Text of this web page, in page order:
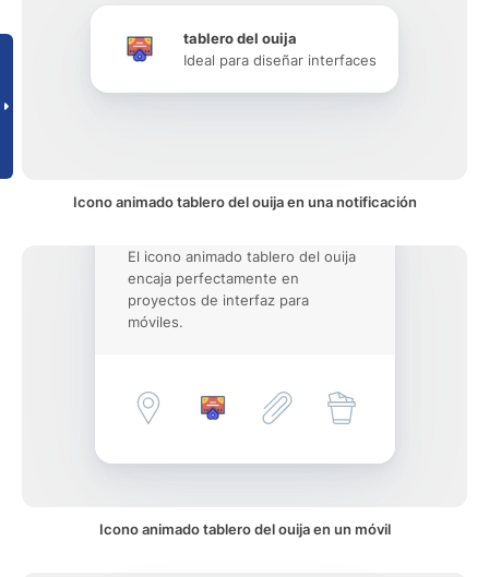
tablero del ouija
Ideal para diseñar interfaces
Icono animado tablero del ouija en una notificación
El icono animado tablero del ouija
encaja perfectamente en
proyectos de interfaz para
móviles.
Icono animado tablero del ouija en un móvil